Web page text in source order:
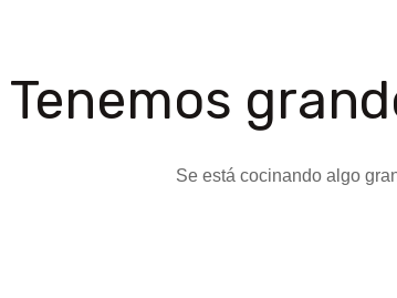
Tenemos
Se está cocinando algo